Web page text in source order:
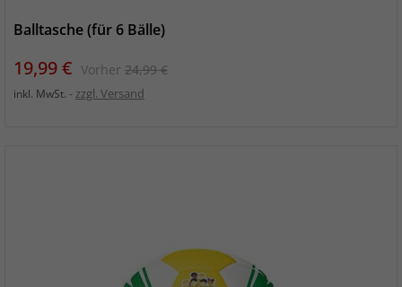
Balltasche (für 6 Bälle)
Preis
19,99 € Vorher Verkaufspreis
24,99 €
inkl. MwSt. zzgl. Versand